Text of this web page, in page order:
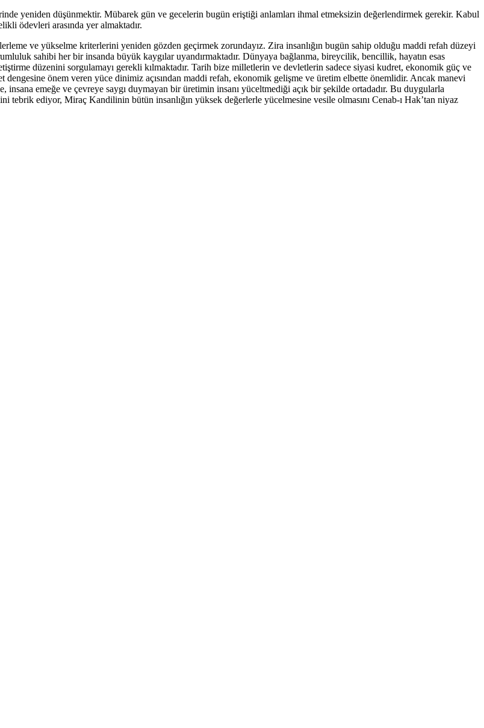
yeniden düşünmektir. Mübarek gün ve gecelerin bugün eriştiği anlamları ihmal etmeksizin değerlendirmek gerekir. Kabul
ödevleri arasında yer almaktadır.
ve yükselme kriterlerini yeniden gözden geçirmek zorundayız. Zira insanlığın bugün sahip olduğu maddi refah düzeyi
sahibi her bir insanda büyük kaygılar uyandırmaktadır. Dünyaya bağlanma, bireycilik, bencillik, hayatın esas
düzenini sorgulamayı gerekli kılmaktadır. Tarih bize milletlerin ve devletlerin sadece siyasi kudret, ekonomik güç ve
önem veren yüce dinimiz açısından maddi refah, ekonomik gelişme ve üretim elbette önemlidir. Ancak manevi
emeğe ve çevreye saygı duymayan bir üretimin insanı yüceltmediği açık bir şekilde ortadadır. Bu duygularla
ediyor, Miraç Kandilinin bütün insanlığın yüksek değerlerle yücelmesine vesile olmasını Cenab-ı Hak’tan niyaz